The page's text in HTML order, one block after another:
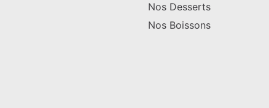
Nos Desserts
Nos Boissons